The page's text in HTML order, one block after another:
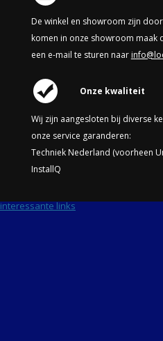
De winkel en showroom zijn
komen in onze showroom maak
een e-mail te sturen naar
Onze kwaliteit
Wij zijn aangesloten bij diverse
onze service garanderen:
Techniek Nederland (voorheen
InstallQ
interessante links